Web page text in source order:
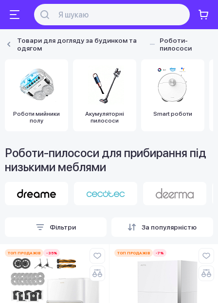
Товари для догляду за будинком та
одягом
Роботи-
пилососи
Роботи мийники
полу
Акумуляторні
пилососи
Smart роботи
Роботи-пилососи для прибирання під
низькими меблями
Фільтри За популярністю
ТОП ПРОДАЖІВ -35% ТОП ПРОДАЖІВ -7%